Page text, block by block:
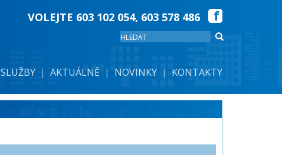
VOLEJTE 603 102 054, 603 578 486
KONTAKTY
NOVINKY
AKTUÁLNĚ
SLUŽBY